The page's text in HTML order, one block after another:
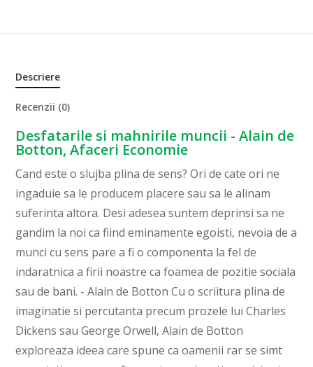
Descriere
Recenzii (0)
Desfatarile si mahnirile muncii - Alain de
Botton, Afaceri Economie
Cand este o slujba plina de sens? Ori de cate ori ne
ingaduie sa le producem placere sau sa le alinam
suferinta altora. Desi adesea suntem deprinsi sa ne
gandim la noi ca fiind eminamente egoisti, nevoia de a
munci cu sens pare a fi o componenta la fel de
indaratnica a firii noastre ca foamea de pozitie sociala
sau de bani. - Alain de Botton Cu o scriitura plina de
imaginatie si percutanta precum prozele lui Charles
Dickens sau George Orwell, Alain de Botton
exploreaza ideea care spune ca oamenii rar se simt